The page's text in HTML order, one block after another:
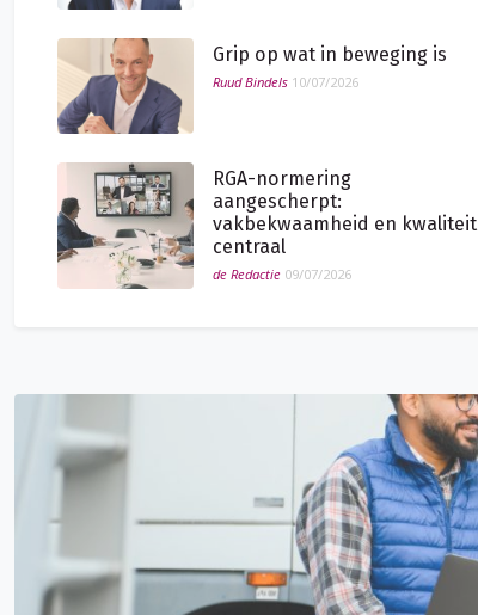
Grip op wat in beweging is
Ruud Bindels 10/07/2026
RGA-normering
aangescherpt:
vakbekwaamheid en kwaliteit
centraal
de Redactie 09/07/2026